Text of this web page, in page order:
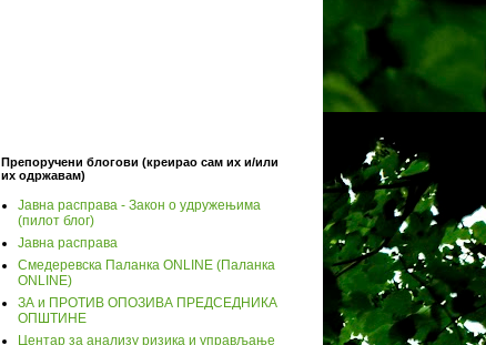
Препоручени блогови (креирао сам их и/или
их одржавам)
Јавна расправа - Закон о удружењима
(пилот блог)
Јавна расправа
Смедеревска Паланка ONLINE (Паланка
ONLINE)
ЗА и ПРОТИВ ОПОЗИВА ПРЕДСЕДНИКА
ОПШТИНЕ
Центар за анализу ризика и управљање